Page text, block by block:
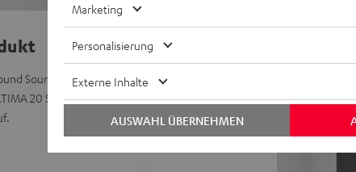
Sound in den eigenen vier Wänden zu
20 Surround Serie (Mk4), AV-Receiver und
Marketing
Personalisierung
Externe Inhalte
AUSWAHL ÜBERNEHMEN